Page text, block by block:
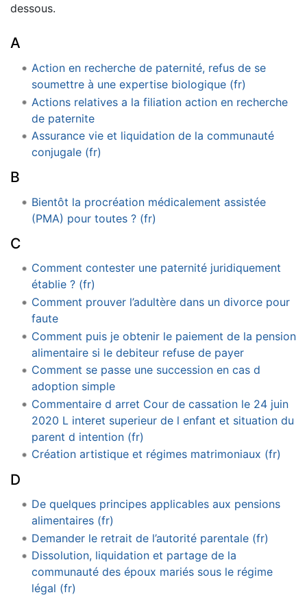
dessous.
A
Action en recherche de paternité, refus de se
soumettre à une expertise biologique (fr)
Actions relatives a la filiation action en recherche
de paternite
Assurance vie et liquidation de la communauté
conjugale (fr)
B
Bientôt la procréation médicalement assistée
(PMA) pour toutes ? (fr)
C
Comment contester une paternité juridiquement
établie ? (fr)
Comment prouver l’adultère dans un divorce pour
faute
Comment puis je obtenir le paiement de la pension
alimentaire si le debiteur refuse de payer
Comment se passe une succession en cas d
adoption simple
Commentaire d arret Cour de cassation le 24 juin
2020 L interet superieur de l enfant et situation du
parent d intention (fr)
Création artistique et régimes matrimoniaux (fr)
D
De quelques principes applicables aux pensions
alimentaires (fr)
Demander le retrait de l’autorité parentale (fr)
Dissolution, liquidation et partage de la
communauté des époux mariés sous le régime
légal (fr)